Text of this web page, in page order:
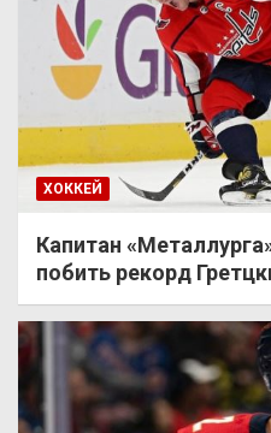
ХОККЕЙ
Капитан
побить рекорд